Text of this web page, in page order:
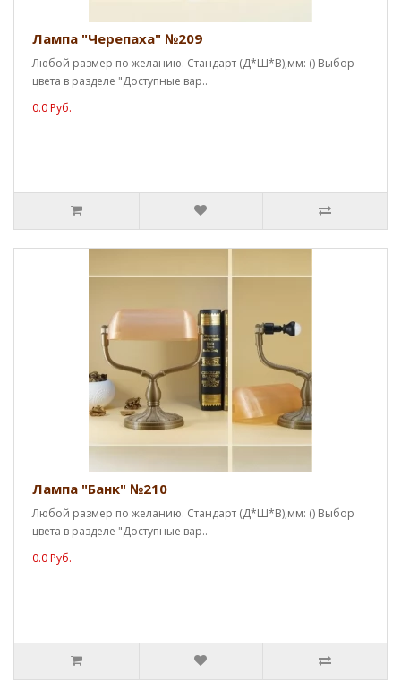
Лампа "Черепаха" №209
Любой размер по желанию. Стандарт (Д*Ш*В),мм: () Выбор
цвета в разделе "Доступные вар..
0.0 Руб.
Лампа "Банк" №210
Любой размер по желанию. Стандарт (Д*Ш*В),мм: () Выбор
цвета в разделе "Доступные вар..
0.0 Руб.